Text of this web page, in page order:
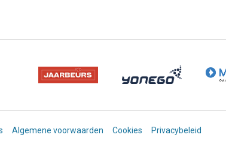
Algemene voorwaarden Cookies Privacybeleid